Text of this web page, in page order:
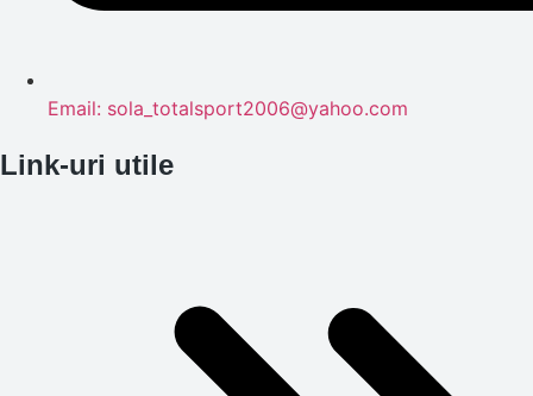
Email: sola_totalsport2006@yahoo.com
Link-uri utile